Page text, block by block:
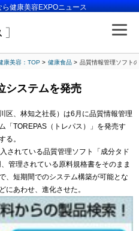
健康美容EXPOニュース
康美容：TOP 健康食品 品質情報管理ソフト
システムを発売
区、林知之社長）は6月に品質情報管理
「TOREPAS（トレパス）」を発売す
る。
されている品質管理ソフト「成分タド
管理されている原料規格書をそのまま
、短期間でのシステム構築が可能とな
にあわせ、進化させた。